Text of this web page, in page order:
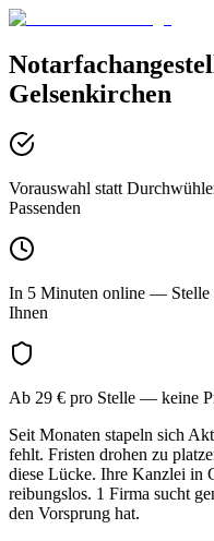
Gelsenkirchen
Vorauswahl statt
Passenden
In 5 Minuten online — Stelle
Ihnen
Ab 29 € pro Stelle — keine
Seit Monaten stapeln sich
fehlt. Fristen drohen zu
diese Lücke. Ihre Kanzlei in
reibungslos. 1 Firma sucht
den Vorsprung hat.